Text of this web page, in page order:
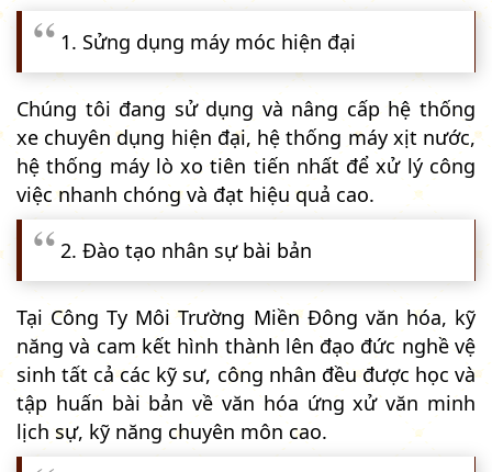
1. Sửng dụng máy móc hiện đại
Chúng tôi đang sử dụng và nâng cấp hệ thống
xe chuyên dụng hiện đại, hệ thống máy xịt nước,
hệ thống máy lò xo tiên tiến nhất để xử lý công
việc nhanh chóng và đạt hiệu quả cao.
2. Đào tạo nhân sự bài bản
Tại Công Ty Môi Trường Miền Đông văn hóa, kỹ
năng và cam kết hình thành lên đạo đức nghề vệ
sinh tất cả các kỹ sư, công nhân đều được học và
tập huấn bài bản về văn hóa ứng xử văn minh
lịch sự, kỹ năng chuyên môn cao.